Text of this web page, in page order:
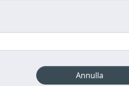
Annulla